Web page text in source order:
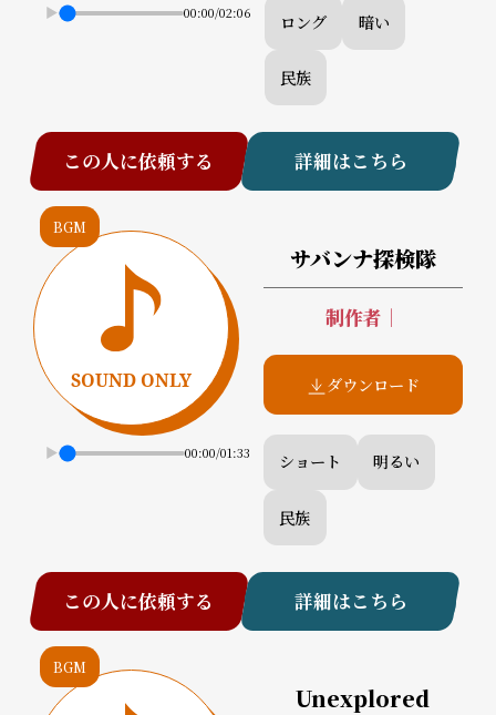
00:00/02:06 ロング 暗い
民族
この人に依頼する 詳細はこちら
BGM
00:00/01:33
サバンナ探検隊
制作者 ｜
ダウンロード
ショート 明るい
民族
この人に依頼する 詳細はこちら
BGM
Unexplored